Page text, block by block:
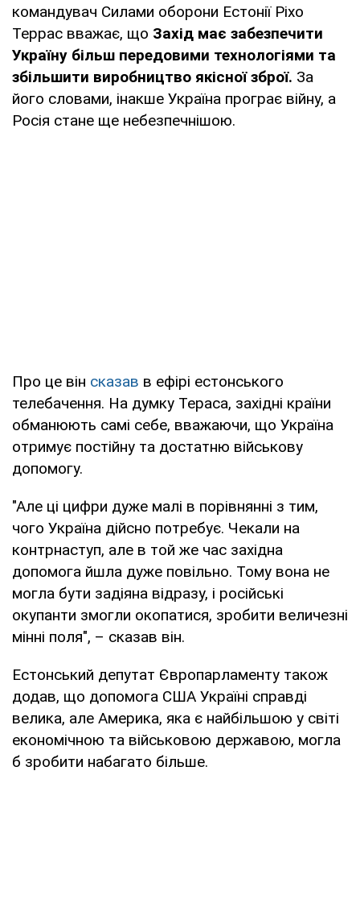
командувач Силами оборони Естонії Ріхо
Террас вважає, що Захід має забезпечити
Україну більш передовими технологіями та
збільшити виробництво якісної зброї. За
його словами, інакше Україна програє війну, а
Росія стане ще небезпечнішою.
Про це він сказав в ефірі естонського
телебачення. На думку Тераса, західні країни
обманюють самі себе, вважаючи, що Україна
отримує постійну та достатню військову
допомогу.
"Але ці цифри дуже малі в порівнянні з тим,
чого Україна дійсно потребує. Чекали на
контрнаступ, але в той же час західна
допомога йшла дуже повільно. Тому вона не
могла бути задіяна відразу, і російські
окупанти змогли окопатися, зробити величезні
мінні поля", – сказав він.
Естонський депутат Європарламенту також
додав, що допомога США Україні справді
велика, але Америка, яка є найбільшою у світі
економічною та військовою державою, могла
б зробити набагато більше.